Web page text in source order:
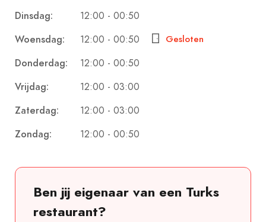
‘’Döner zoals je die nog nooit geproefd hebt’’.
Dinsdag: 12:00 - 00:50
Woensdag: 12:00 - 00:50 Gesloten
Donderdag: 12:00 - 00:50
Vrijdag: 12:00 - 03:00
Zaterdag: 12:00 - 03:00
Zondag: 12:00 - 00:50
Ben jij eigenaar van een Turks
restaurant?